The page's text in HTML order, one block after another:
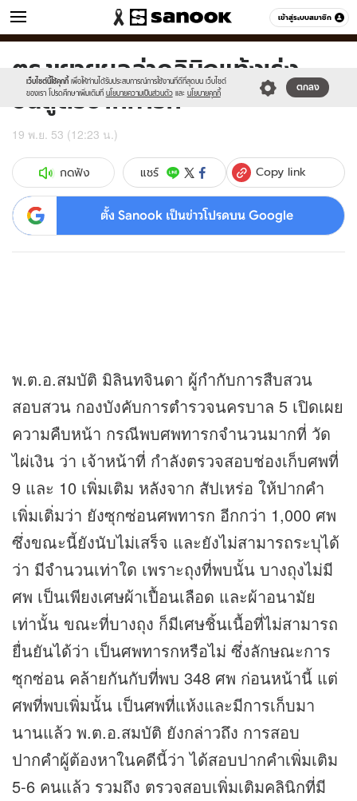
เข้าสู่ระบบสมาชิก
ข่าว หมวดอื่นๆ
เว็บไซต์นี้ใช้คุกกี้ เพื่อให้ท่านได้รับประสบการณ์การใช้งานที่ดีที่สุดบน เว็บไซต์
ของเรา โปรดศึกษาเพิ่มเติมที่ นโยบายความเป็นส่วนตัว และ นโยบายคุกกี้
ตกลง
Sanook
//s.isanook.com/sr/0/images/logo-
new-
sanook.png
600
60
ตร.ขยายผลล่าคลินิกแท้งเร่ง
ชันสูตรซากทารก
19 พ.ย. 53 (12:23 น.)
กดฟัง แชร์ Copy link
ตั้ง Sanook เป็นข่าวโปรดบน Google
พ.ต.อ.สมบัติ มิลินทจินดา ผู้กำกับการสืบสวน
สอบสวน กองบังคับการตำรวจนครบาล 5 เปิดเผย
ความคืบหน้า กรณีพบศพทารกจำนวนมากที่ วัด
ไผ่เงิน ว่า เจ้าหน้าที่ กำลังตรวจสอบช่องเก็บศพที่
9 และ 10 เพิ่มเติม หลังจาก สัปเหร่อ ให้ปากคำ
เพิ่มเติ่มว่า ยังซุกซ่อนศพทารก อีกกว่า 1,000 ศพ
ซึ่งขณะนี้ยังนับไม่เสร็จ และยังไม่สามารถระบุได้
ว่า มีจำนวนเท่าใด เพราะถุงที่พบนั้น บางถุงไม่มี
ศพ เป็นเพียงเศษผ้าเปื้อนเลือด และผ้าอนามัย
เท่านั้น ขณะที่บางถุง ก็มีเศษชิ้นเนื้อที่ไม่สามารถ
ยื่นยันได้ว่า เป็นศพทารกหรือไม่ ซึ่งลักษณะการ
ซุกซ่อน คล้ายกันกับที่พบ 348 ศพ ก่อนหน้านี้ แต่
ศพที่พบเพิ่มนั้น เป็นศพที่แห้งและมีการเก็บมา
นานแล้ว พ.ต.อ.สมบัติ ยังกล่าวถึง การสอบ
ปากคำผู้ต้องหาในคดีนี้ว่า ได้สอบปากคำเพิ่มเติม
5-6 คนแล้ว รวมถึง ตรวจสอบเพิ่มเติมคลินิกที่มี